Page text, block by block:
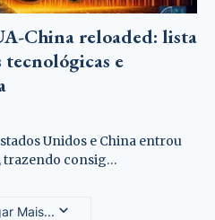
China reloaded: lista
tecnológicas e
Unidos e China entrou
trazendo consig…
Mais...